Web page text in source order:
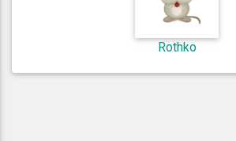
Rothko